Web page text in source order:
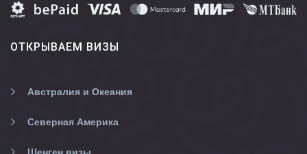
ОТКРЫВАЕМ ВИЗЫ
Австралия и Океания
Северная Америка
Шенген визы